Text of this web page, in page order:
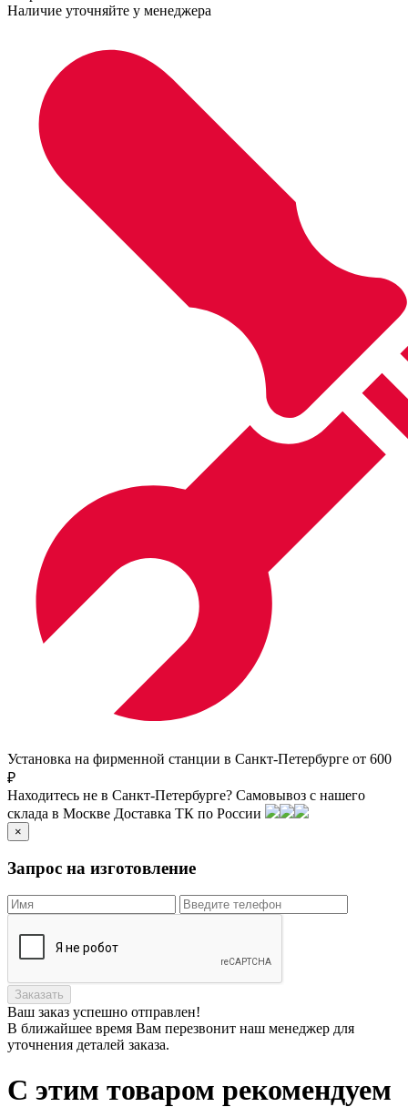
Наличие уточняйте у менеджера
Установка на фирменной станции в Санкт-Петербурге от 600
₽
Находитесь не в Санкт-Петербурге? Самовывоз с нашего
склада в Москве Доставка ТК по России
×
Запрос на изготовление
Заказать
Ваш заказ успешно отправлен!
В ближайшее время Вам перезвонит наш менеджер для
уточнения деталей заказа.
С этим товаром рекомендуем